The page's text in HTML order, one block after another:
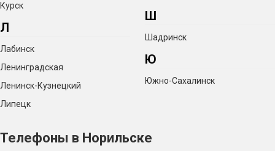
Курск
Л
Лабинск
Ленинградская
Ленинск-Кузнецкий
Липецк
Ш
Шадринск
Ю
Южно-Сахалинск
Телефоны в Норильске